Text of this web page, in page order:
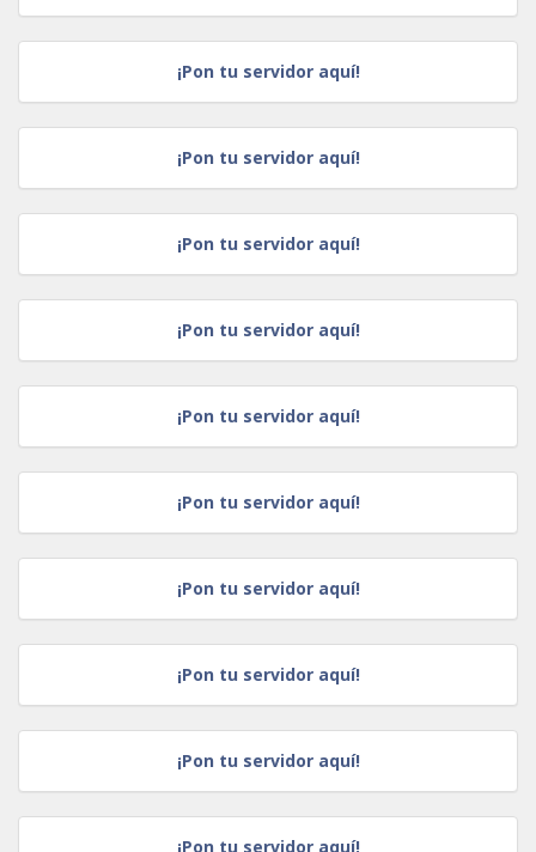
¡Pon tu servidor aquí!
¡Pon tu servidor aquí!
¡Pon tu servidor aquí!
¡Pon tu servidor aquí!
¡Pon tu servidor aquí!
¡Pon tu servidor aquí!
¡Pon tu servidor aquí!
¡Pon tu servidor aquí!
¡Pon tu servidor aquí!
¡Pon tu servidor aquí!